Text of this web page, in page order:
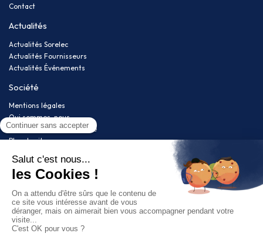
Contact
Actualités
Actualités Sorelec
Actualités Fournisseurs
Actualités Événements
Société
Mentions légales
Qui sommes-nous
Politique de confidentialité
Plan du site
Newsletter
Restez informé(e) de nos nouveautés !
Suivez-nous